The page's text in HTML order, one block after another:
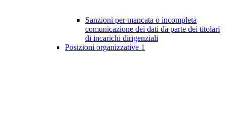
Sanzioni per mancata o incompleta
comunicazione dei dati da parte dei titolari
di incarichi dirigenziali
Posizioni organizzative 1